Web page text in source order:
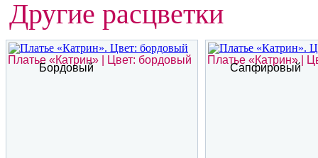
Другие расцветки
Платье «Катрин» | Цвет: бордовый
Бордовый
Платье «Катрин» |
Сапфировый